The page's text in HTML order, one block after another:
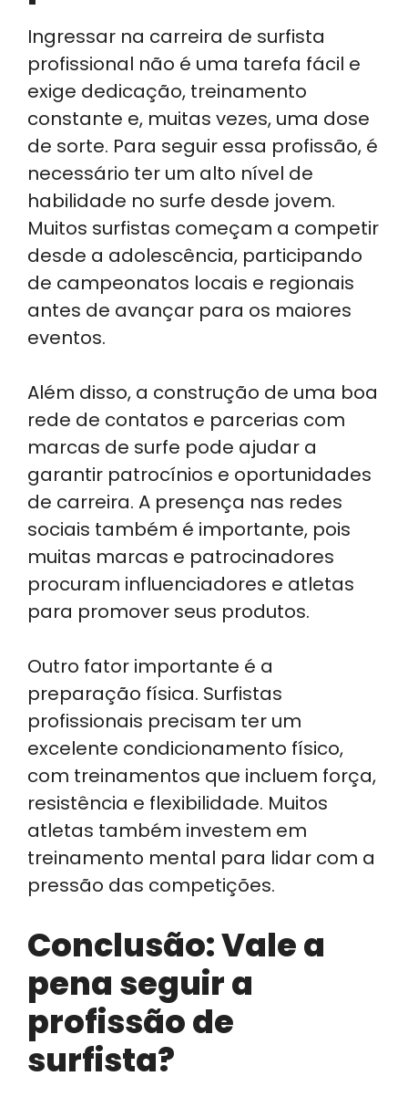
Ingressar na carreira de surfista
profissional não é uma tarefa fácil e
exige dedicação, treinamento
constante e, muitas vezes, uma dose
de sorte. Para seguir essa profissão, é
necessário ter um alto nível de
habilidade no surfe desde jovem.
Muitos surfistas começam a competir
desde a adolescência, participando
de campeonatos locais e regionais
antes de avançar para os maiores
eventos.
Além disso, a construção de uma boa
rede de contatos e parcerias com
marcas de surfe pode ajudar a
garantir patrocínios e oportunidades
de carreira. A presença nas redes
sociais também é importante, pois
muitas marcas e patrocinadores
procuram influenciadores e atletas
para promover seus produtos.
Outro fator importante é a
preparação física. Surfistas
profissionais precisam ter um
excelente condicionamento físico,
com treinamentos que incluem força,
resistência e flexibilidade. Muitos
atletas também investem em
treinamento mental para lidar com a
pressão das competições.
Conclusão: Vale a
pena seguir a
profissão de
surfista?